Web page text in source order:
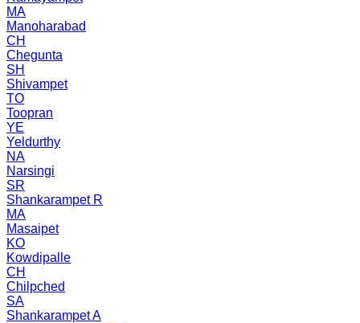
MA
Manoharabad
CH
Chegunta
SH
Shivampet
TO
Toopran
YE
Yeldurthy
NA
Narsingi
SR
Shankarampet R
MA
Masaipet
KO
Kowdipalle
CH
Chilpched
SA
Shankarampet A